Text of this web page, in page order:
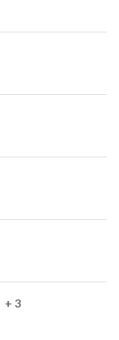
+ 3